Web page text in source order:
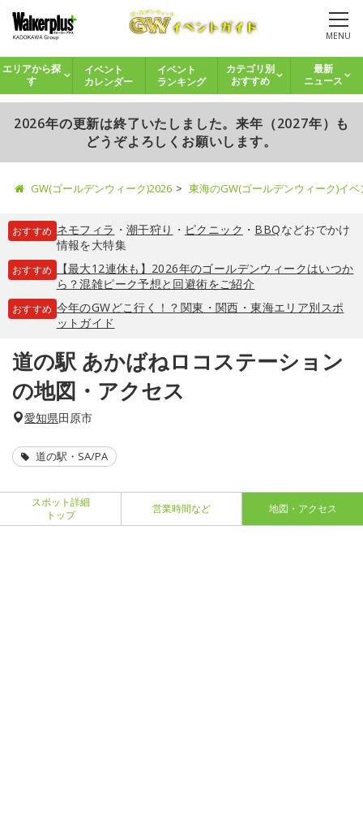
MENU
エリアから探
す
イベント
カレンダー
イベント
ランキング
カテゴリ別
おすすめ
最新
ニュース
2026年の更新は終了いたしました。来年（2027年）も
どうぞよろしくお願いします。
GW(ゴールデンウィーク)2026 東海のGW(ゴールデンウィーク)イ
おすすめ ネモフィラ ・ 潮干狩り ・ ピクニック ・ BBQなどおでかけ
情報を大特集
おすすめ
【最大12連休も】2026年のゴールデンウィークはいつか
ら？混雑ピーク予想と回避術をご紹介
おすすめ 今年のGWどこ行く！？関東・関西・東海エリア別スポ
ットガイド
道の駅 あかばねロコステーション
の地図・アクセス
愛知県田原市
道の駅・SA/PA
スポット詳細
トップ
営業時間など 地図・アクセス